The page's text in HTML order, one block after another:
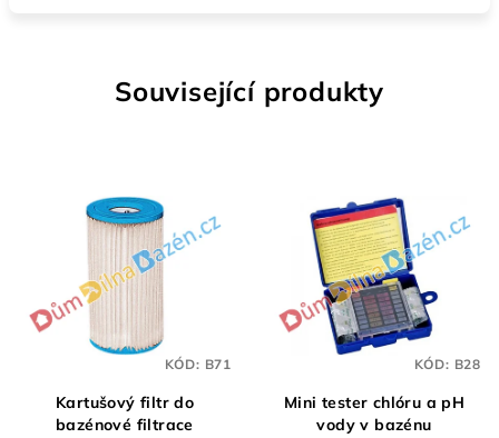
Související produkty
Kartušový filtr do
bazénové filtrace
KÓD: B71
Mini tester chlóru a pH
vody v bazénu
KÓD: B28